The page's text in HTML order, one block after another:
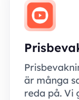
är många
reda på. Vi